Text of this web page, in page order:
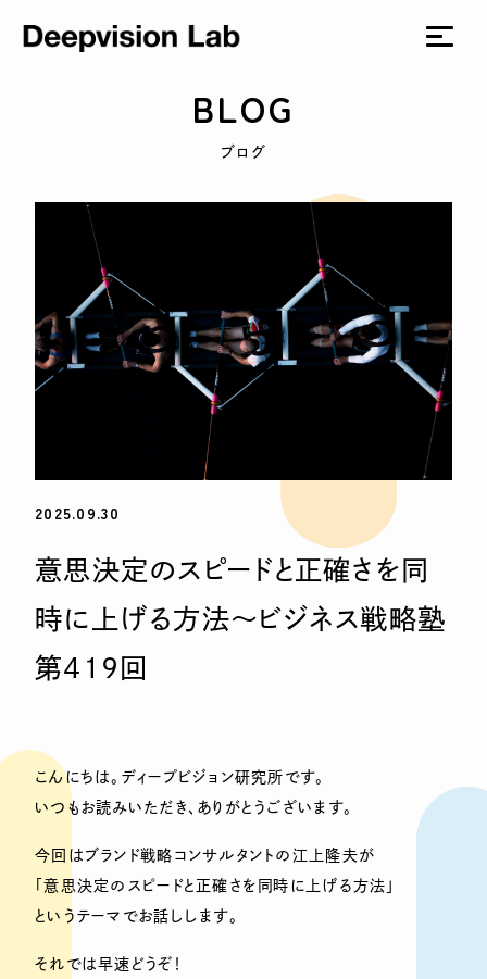
BLOG
ブログ
2025.09.30
意思決定のスピードと正確さを同
時に上げる方法〜ビジネス戦略塾
第419回
こんにちは。ディープビジョン研究所です。
いつもお読みいただき、ありがとうございます。
今回はブランド戦略コンサルタントの江上隆夫が
「意思決定のスピードと正確さを同時に上げる方法」
というテーマでお話しします。
それでは早速どうぞ！